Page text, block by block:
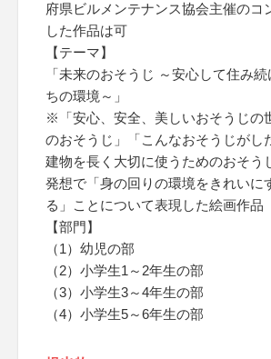
府県ビルメンテナンス協会主催のコ
した作品は可
【テーマ】
「未来のおそうじ ～安心して住み
ちの環境～」
※「安心、安全、美しいおそうじの
のおそうじ」「こんなおそうじがし
建物を長く大切に使うためのおそう
発想で「身の回りの環境をきれいに
る」ことについて表現した絵画作品
【部門】
（1）幼児の部
（2）小学生1～2年生の部
（3）小学生3～4年生の部
（4）小学生5～6年生の部